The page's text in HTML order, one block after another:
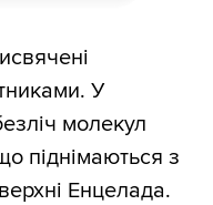
У
молекул
піднімаються з
Енцелада.